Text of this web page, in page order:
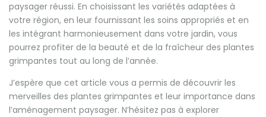
paysager réussi. En choisissant les variétés adaptées à
votre région, en leur fournissant les soins appropriés et en
les intégrant harmonieusement dans votre jardin, vous
pourrez profiter de la beauté et de la fraîcheur des plantes
grimpantes tout au long de l’année.
J’espère que cet article vous a permis de découvrir les
merveilles des plantes grimpantes et leur importance dans
l’aménagement paysager. N’hésitez pas à explorer